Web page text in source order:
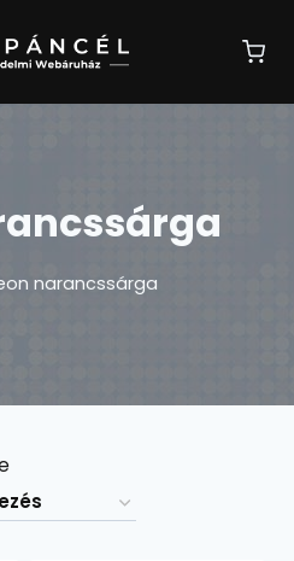
narancssárga